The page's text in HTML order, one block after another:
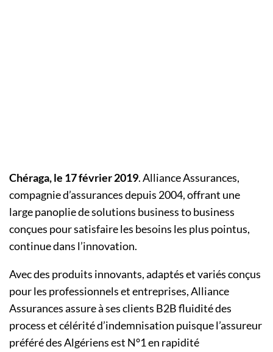
Chéraga, le 17 février 2019. Alliance Assurances,
compagnie d’assurances depuis 2004, offrant une
large panoplie de solutions business to business
conçues pour satisfaire les besoins les plus pointus,
continue dans l’innovation.
Avec des produits innovants, adaptés et variés conçus
pour les professionnels et entreprises, Alliance
Assurances assure à ses clients B2B fluidité des
process et célérité d’indemnisation puisque l’assureur
préféré des Algériens est N°1 en rapidité